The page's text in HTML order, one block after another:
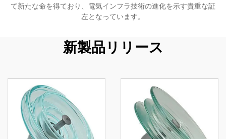
て新たな命を得ており、電気インフラ技術の進化を示す貴重な証
左となっています。
新製品リリース